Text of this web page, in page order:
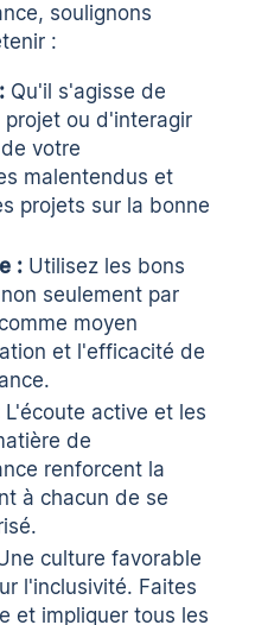
soulignons
:
Qu'il s'agisse de
ou d'interagir
votre
malentendus et
projets sur la bonne
: Utilisez les bons
seulement par
moyen
et l'efficacité de
L'écoute active et les
de
renforcent la
à chacun de se
culture favorable
l'inclusivité. Faites
et impliquer tous les